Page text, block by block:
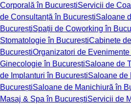
Corporală în BucureștiServicii de
de Consultanță în BucureștiSaloane
BucureștiSpații de Coworking în
Stomatologie în BucureștiCabinete
BucureștiOrganizatori de
Ginecologie în BucureștiSaloane de
de Implanturi în BucureștiSaloane de
BucureștiSaloane de Manichiură în
Masaj & Spa în BucureștiServicii de